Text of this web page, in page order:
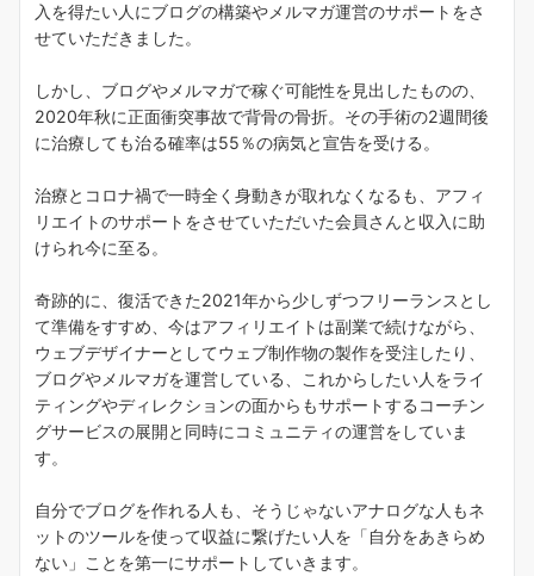
入を得たい人にブログの構築やメルマガ運営のサポートをさ
せていただきました。
しかし、ブログやメルマガで稼ぐ可能性を見出したものの、
2020年秋に正面衝突事故で背骨の骨折。その手術の2週間後
に治療しても治る確率は55％の病気と宣告を受ける。
治療とコロナ禍で一時全く身動きが取れなくなるも、アフィ
リエイトのサポートをさせていただいた会員さんと収入に助
けられ今に至る。
奇跡的に、復活できた2021年から少しずつフリーランスとし
て準備をすすめ、今はアフィリエイトは副業で続けながら、
ウェブデザイナーとしてウェブ制作物の製作を受注したり、
ブログやメルマガを運営している、これからしたい人をライ
ティングやディレクションの面からもサポートするコーチン
グサービスの展開と同時にコミュニティの運営をしていま
す。
自分でブログを作れる人も、そうじゃないアナログな人もネ
ットのツールを使って収益に繋げたい人を「自分をあきらめ
ない」ことを第一にサポートしていきます。